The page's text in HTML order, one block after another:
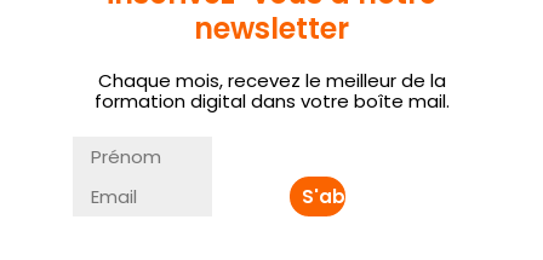
newsletter
Chaque mois, recevez le meilleur de la
formation digital dans votre boîte mail.